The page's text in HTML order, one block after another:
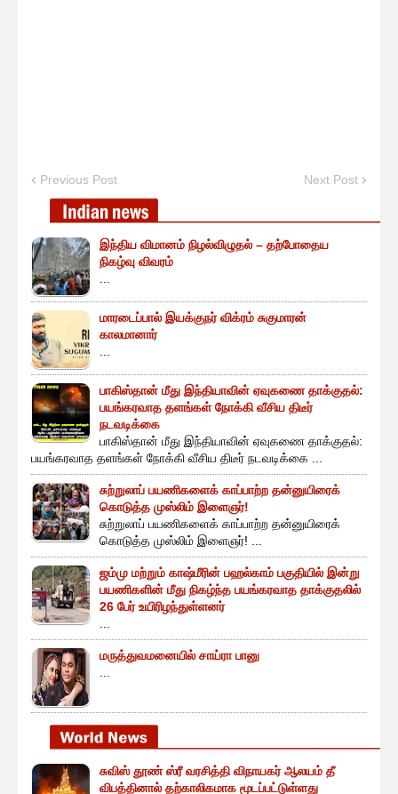
Previous Post Next Post
இந்திய விமானம் நிழல்விழுதல் – தற்போதைய
நிகழ்வு விவரம்
...
மாரடைப்பால் இயக்குநர் விக்ரம் சுகுமாரன்
காலமானார்
...
பாகிஸ்தான் மீது இந்தியாவின் ஏவுகணை தாக்குதல்:
பயங்கரவாத தளங்கள் நோக்கி வீசிய திடீர்
நடவடிக்கை
பாகிஸ்தான் மீது இந்தியாவின் ஏவுகணை தாக்குதல்:
பயங்கரவாத தளங்கள் நோக்கி வீசிய திடீர் நடவடிக்கை ...
சுற்றுலாப் பயணிகளைக் காப்பாற்ற தன்னுயிரைக்
கொடுத்த முஸ்லிம் இளைஞர்!
சுற்றுலாப் பயணிகளைக் காப்பாற்ற தன்னுயிரைக்
கொடுத்த முஸ்லிம் இளைஞர்! ...
ஜம்மு மற்றும் காஷ்மீரின் பஹல்காம் பகுதியில் இன்று
பயணிகளின் மீது நிகழ்ந்த பயங்கரவாத தாக்குதலில்
26 பேர் உயிரிழந்துள்ளனர்
...
மருத்துவமனையில் சாய்ரா பானு
...
சுவிஸ் தூண் ஸ்ரீ வரசித்தி விநாயகர் ஆலயம் தீ
விபத்தினால் தற்காலிகமாக மூடப்பட்டுள்ளது